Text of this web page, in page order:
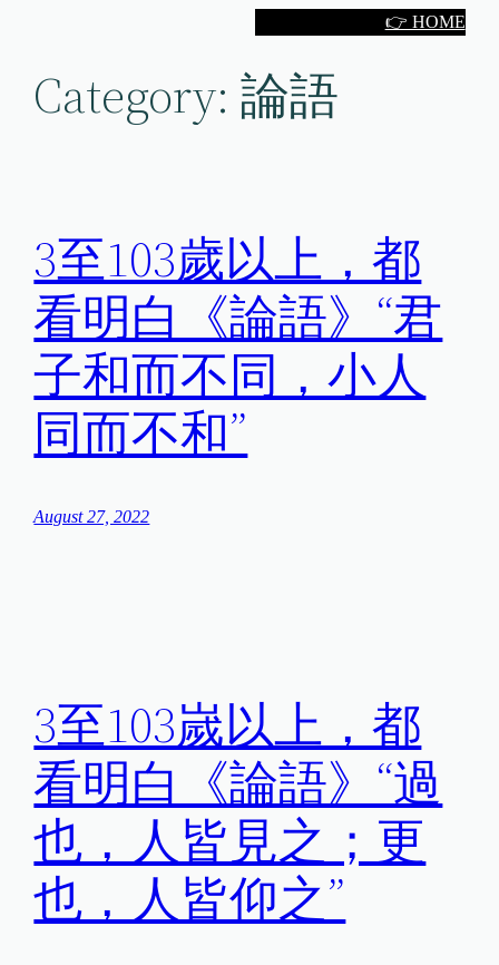
content
👉 HOME
Category:論語
3至103歲以上，都
看明白《論語》“君
子和而不同，小人
同而不和”
August 27, 2022
3至103嵗以上，都
看明白《論語》“過
也，人皆見之；更
也，人皆仰之”